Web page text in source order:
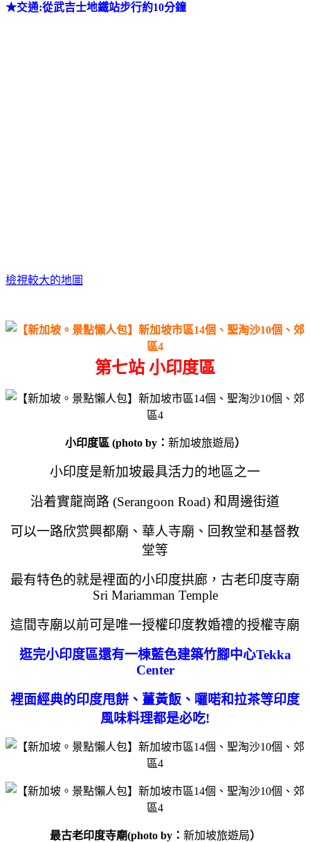
★交通:從武吉士地鐵站步行約10分鐘
檢視較大的地圖
第七站 小印度區
小印度區 (photo by： 新加坡旅遊局）
小印度是新加坡最具活力的地區之一
沿着實龍崗路 (Serangoon Road) 和周邊街道
可以一路欣赏興都廟、華人寺廟、回教堂和基督教
堂等
最有特色的就是裡面的小印度拱廊， 古老印度寺廟
Sri Mariamman Temple
這間寺廟以前可是唯一授權印度教婚禮的授權寺廟
逛完小印度區還有一棟藍色建築竹腳中心Tekka
Center
裡面經典的印度甩餅、薑黃飯、囉喏和拉茶等印度
風味料理都是必吃!
最古老印度寺廟(photo by： 新加坡旅遊局）